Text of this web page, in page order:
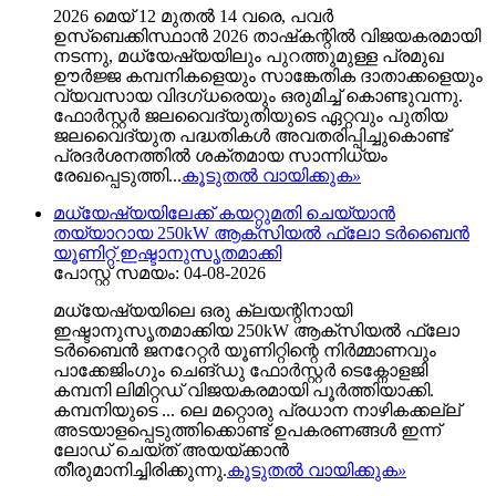
2026 മെയ് 12 മുതൽ 14 വരെ, പവർ
ഉസ്ബെക്കിസ്ഥാൻ 2026 താഷ്‌കന്റിൽ വിജയകരമായി
നടന്നു, മധ്യേഷ്യയിലും പുറത്തുമുള്ള പ്രമുഖ
ഊർജ്ജ കമ്പനികളെയും സാങ്കേതിക ദാതാക്കളെയും
വ്യവസായ വിദഗ്ധരെയും ഒരുമിച്ച് കൊണ്ടുവന്നു.
ഫോർസ്റ്റർ ജലവൈദ്യുതിയുടെ ഏറ്റവും പുതിയ
ജലവൈദ്യുത പദ്ധതികൾ അവതരിപ്പിച്ചുകൊണ്ട്
പ്രദർശനത്തിൽ ശക്തമായ സാന്നിധ്യം
രേഖപ്പെടുത്തി...കൂടുതൽ വായിക്കുക»
മധ്യേഷ്യയിലേക്ക് കയറ്റുമതി ചെയ്യാൻ
തയ്യാറായ 250kW ആക്സിയൽ ഫ്ലോ ടർബൈൻ
യൂണിറ്റ് ഇഷ്ടാനുസൃതമാക്കി
പോസ്റ്റ് സമയം: 04-08-2026
മധ്യേഷ്യയിലെ ഒരു ക്ലയന്റിനായി
ഇഷ്ടാനുസൃതമാക്കിയ 250kW ആക്സിയൽ ഫ്ലോ
ടർബൈൻ ജനറേറ്റർ യൂണിറ്റിന്റെ നിർമ്മാണവും
പാക്കേജിംഗും ചെങ്ഡു ഫോർസ്റ്റർ ടെക്നോളജി
കമ്പനി ലിമിറ്റഡ് വിജയകരമായി പൂർത്തിയാക്കി.
കമ്പനിയുടെ ... ലെ മറ്റൊരു പ്രധാന നാഴികക്കല്ല്
അടയാളപ്പെടുത്തിക്കൊണ്ട് ഉപകരണങ്ങൾ ഇന്ന്
ലോഡ് ചെയ്ത് അയയ്ക്കാൻ
തീരുമാനിച്ചിരിക്കുന്നു.കൂടുതൽ വായിക്കുക»